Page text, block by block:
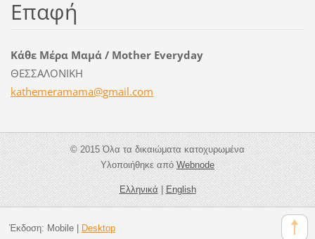
Επαφή
Κάθε Μέρα Μαμά / Mother Everyday
ΘΕΣΣΑΛΟΝΙΚΗ
kathemeramama@gmail.com
© 2015 Όλα τα δικαιώματα κατοχυρωμένα
Υλοποιήθηκε απόWebnode
Ελληνικά|English
Έκδοση: Mobile| Desktop